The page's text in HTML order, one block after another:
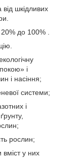
шкідливих
до 100% .
і
і насіння;
системи;
і
рослин;
вміст у них